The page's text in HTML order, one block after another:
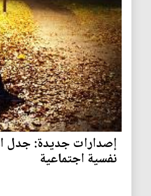
إصدارات جديدة: جدل
نفسية اجتماعية